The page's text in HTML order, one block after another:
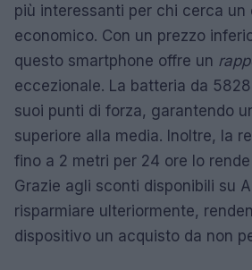
più interessanti per chi cerca un
economico. Con un prezzo
questo smartphone offre un
eccezionale. La batteria da
suoi punti di forza, garantendo
superiore alla media. Inoltre, la
fino a 2 metri per 24 ore lo rende
Grazie agli sconti disponibili su
risparmiare ulteriormente,
dispositivo un acquisto da non